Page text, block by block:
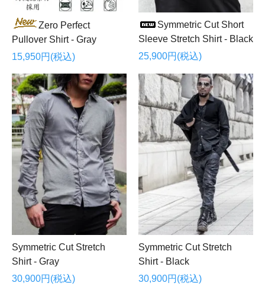
Zero Perfect
Pullover Shirt - Gray
15,950円(税込)
Symmetric Cut Short
Sleeve Stretch Shirt - Black
25,900円(税込)
Symmetric Cut Stretch
Shirt - Gray
30,900円(税込)
Symmetric Cut Stretch
Shirt - Black
30,900円(税込)